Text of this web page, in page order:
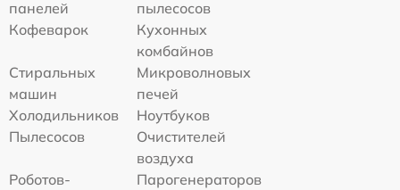
панелей
пылесосов
Кофеварок
Кухонных
комбайнов
Стиральных
машин
Микроволновых
печей
Холодильников
Ноутбуков
Пылесосов
Очистителей
воздуха
Роботов-
Парогенераторов